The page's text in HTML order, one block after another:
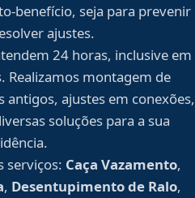
benefício, seja para prevenir
ajustes.
24 horas, inclusive em
Realizamos montagem de
ajustes em conexões,
soluções para a sua
serviços: Caça Vazamento,
, Desentupimento de Ralo,